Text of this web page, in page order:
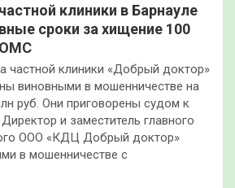
клиники в Барнауле
сроки за хищение 100
ОМС
частной клиники «Добрый доктор»
виновными в мошенничестве на
руб. Они приговорены судом к
и заместитель главного
ООО «КДЦ Добрый доктор»
в мошенничестве с